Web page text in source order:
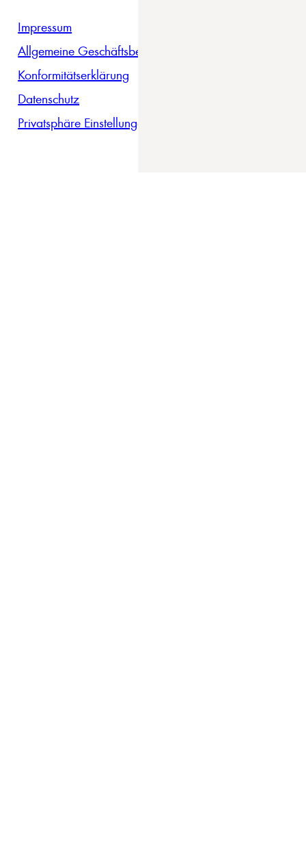
Impressum
Allgemeine Geschäftsbedingungen
Konformitätserklärung
Datenschutz
Privatsphäre Einstellungen